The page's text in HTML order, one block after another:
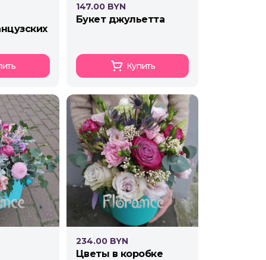
147.00 BYN
букет джульетта
Купить
234.00 BYN
цветы в коробке